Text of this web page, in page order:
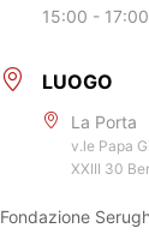
15:00 - 17:00
LUOGO
La Porta
v.le Papa
XXIII 30
Fondazione